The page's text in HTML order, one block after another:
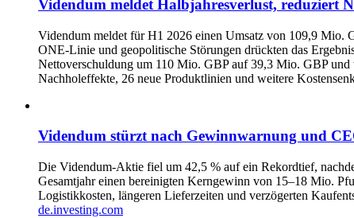
Videndum meldet Halbjahresverlust, reduziert
Videndum meldet für H1 2026 einen Umsatz von 109,9
ONE-Linie und geopolitische Störungen drückten das
Nettoverschuldung um 110 Mio. GBP auf 39,3 Mio. GBP
Nachholeffekte, 26 neue Produktlinien und weitere
Videndum stürzt nach Gewinnwarnung und
Die Videndum-Aktie fiel um 42,5 % auf ein Rekordtief,
Gesamtjahr einen bereinigten Kerngewinn von 15–18 Mio.
Logistikkosten, längeren Lieferzeiten und verzögerten
de.investing.com